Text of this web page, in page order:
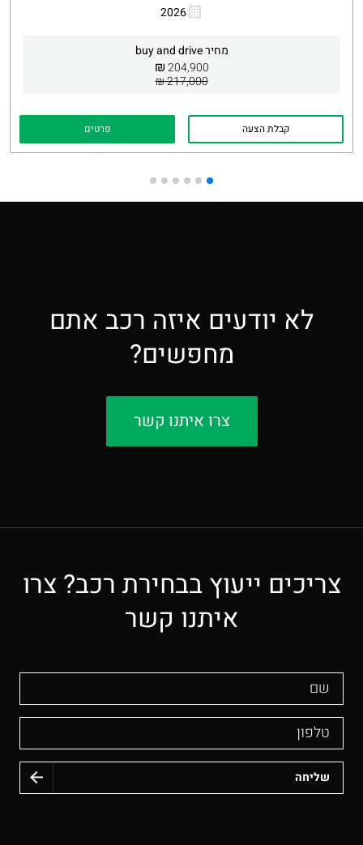
2026
מחיר buy and drive
204,900
₪
217,000 ₪
קבלת הצעה פרטים
לא יודעים איזה רכב אתם
מחפשים?
צרו איתנו קשר
צריכים ייעוץ בבחירת רכב? צרו
איתנו קשר